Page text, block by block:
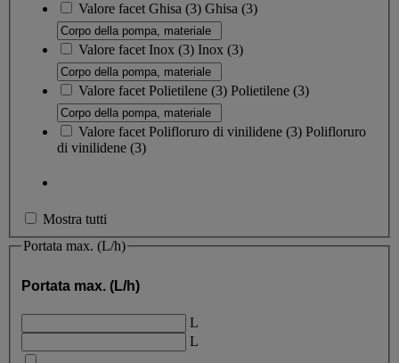
Valore facet Ghisa (3) Ghisa (3)
Valore facet Inox (3) Inox (3)
Valore facet Polietilene (3) Polietilene (3)
Valore facet Polifloruro di vinilidene (3) Polifloruro
di vinilidene (3)
Mostra tutti
Portata max. (L/h)
Portata max. (L/h)
L
L